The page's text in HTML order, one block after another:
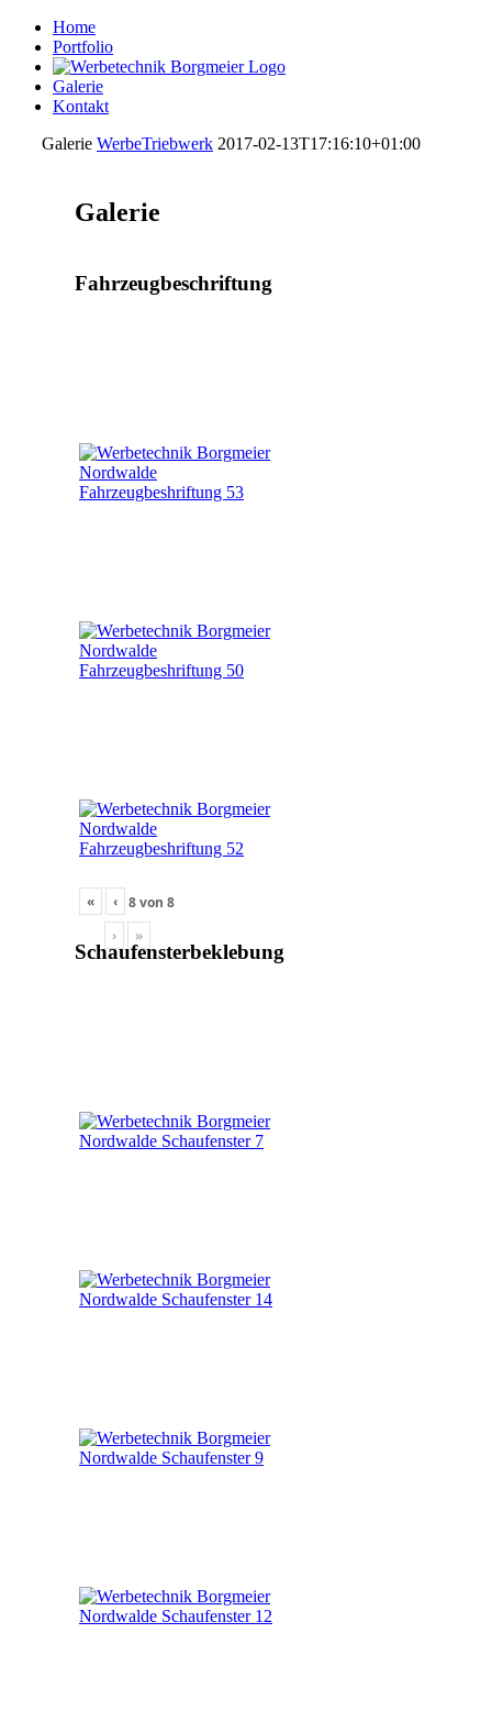
Home
Portfolio
Galerie
Kontakt
Galerie WerbeTriebwerk 2017-02-13T17:16:10+01:00
Galerie
Fahrzeugbeschriftung
« ‹ 8von8
›
»
Schaufensterbeklebung